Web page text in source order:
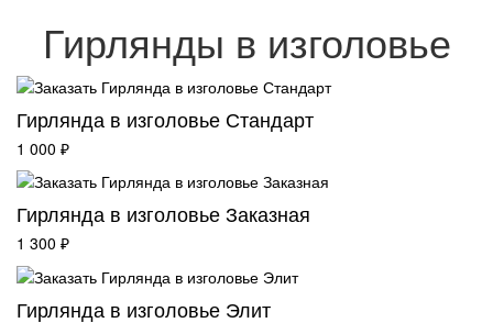
Гирлянды в изголовье
Гирлянда в изголовье Стандарт
1 000 ₽
Гирлянда в изголовье Заказная
1 300 ₽
Гирлянда в изголовье Элит